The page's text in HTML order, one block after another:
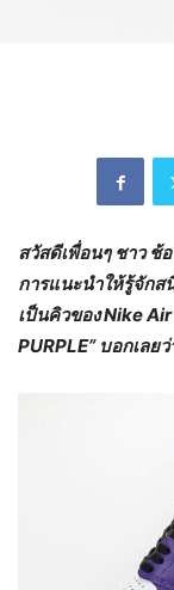
สวัสดีเพื่อนๆ ชาว ช้
การแนะนำให้รู้จักส
เป็นคิวของ Nike Air
PURPLE” บอกเลย